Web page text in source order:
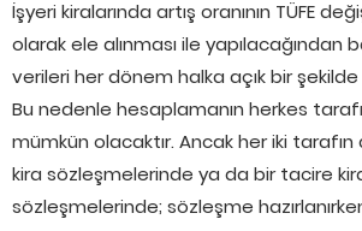
İşyeri kiralarında artış oranının TÜFE
olarak ele alınması ile yapılacağından
verileri her dönem halka açık bir şekilde
Bu nedenle hesaplamanın herkes
mümkün olacaktır. Ancak her iki
kira sözleşmelerinde ya da bir tacire
sözleşmelerinde; sözleşme